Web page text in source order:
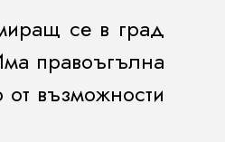
се в град
правоъгълна
възможности